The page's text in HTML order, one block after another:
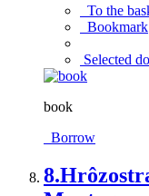
To the
Bookmark
Selected
book
Borrow
8.